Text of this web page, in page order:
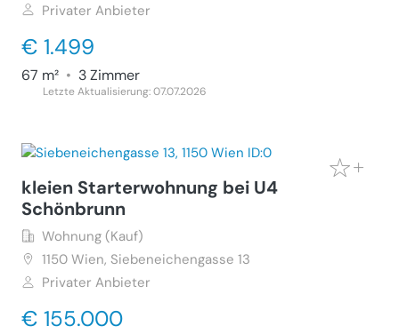
Privater Anbieter
€ 1.499
67 m² • 3 Zimmer
Letzte Aktualisierung: 07.07.2026
kleien Starterwohnung bei U4
Schönbrunn
Wohnung (Kauf)
1150 Wien, Siebeneichengasse 13
Privater Anbieter
€ 155.000